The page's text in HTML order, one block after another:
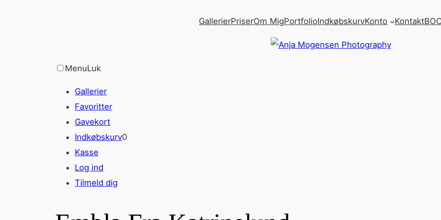
GallerierPriserOm MigPortfolioIndkøbskurvKonto Kontakt
MenuLuk
Gallerier
Favoritter
Gavekort
Indkøbskurv0
Kasse
Log ind
Tilmeld dig